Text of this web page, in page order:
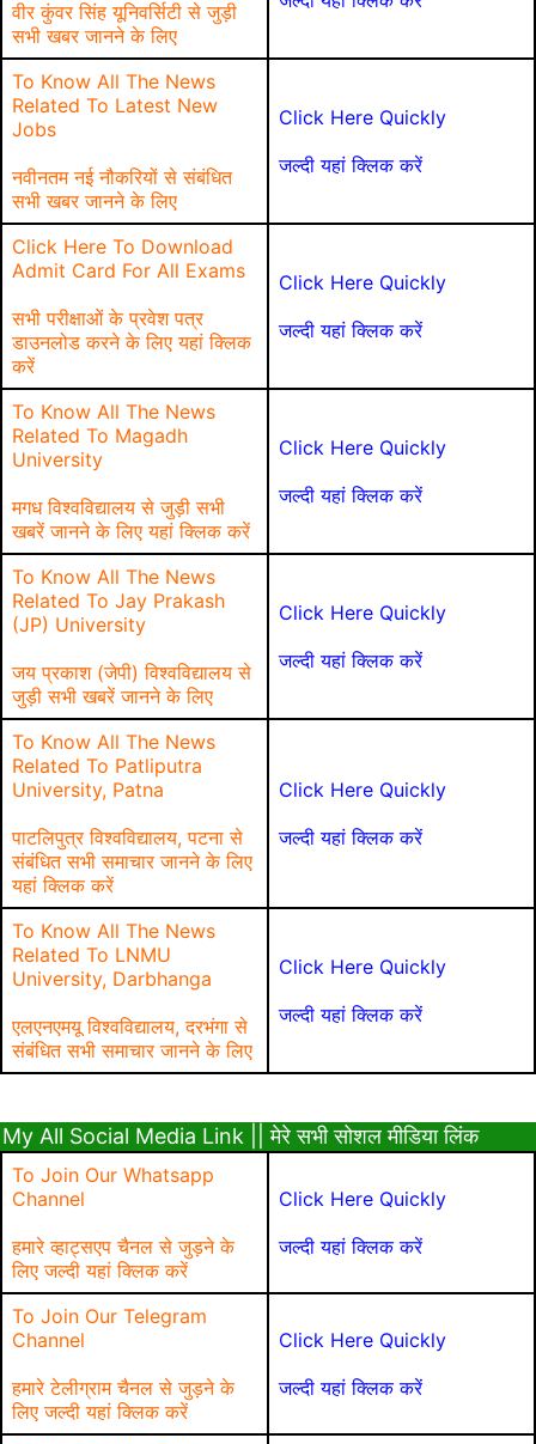
वीर कुंवर सिंह यूनिवर्सिटी से जुड़ी
सभी खबर जानने के लिए
To Know All The News
Related To Latest New
Jobs
नवीनतम नई नौकरियों से संबंधित
सभी खबर जानने के लिए
Click Here Quickly
जल्दी यहां क्लिक करें
Click Here To Download
Admit Card For All Exams
सभी परीक्षाओं के प्रवेश पत्र
डाउनलोड करने के लिए यहां क्लिक
करें
Click Here Quickly
जल्दी यहां क्लिक करें
To Know All The News
Related To Magadh
University
मगध विश्वविद्यालय से जुड़ी सभी
खबरें जानने के लिए यहां क्लिक करें
Click Here Quickly
जल्दी यहां क्लिक करें
To Know All The News
Related To Jay Prakash
(JP) University
जय प्रकाश (जेपी) विश्वविद्यालय से
जुड़ी सभी खबरें जानने के लिए
Click Here Quickly
जल्दी यहां क्लिक करें
To Know All The News
Related To Patliputra
University, Patna
पाटलिपुत्र विश्वविद्यालय, पटना से
संबंधित सभी समाचार जानने के लिए
यहां क्लिक करें
Click Here Quickly
जल्दी यहां क्लिक करें
To Know All The News
Related To LNMU
University, Darbhanga
एलएनएमयू विश्वविद्यालय, दरभंगा से
संबंधित सभी समाचार जानने के लिए
Click Here Quickly
जल्दी यहां क्लिक करें
My All Social Media Link || मेरे सभी सोशल मीडिया लिंक
To Join Our Whatsapp
Channel
हमारे व्हाट्सएप चैनल से जुड़ने के
लिए जल्दी यहां क्लिक करें
Click Here Quickly
जल्दी यहां क्लिक करें
To Join Our Telegram
Channel
हमारे टेलीग्राम चैनल से जुड़ने के
लिए जल्दी यहां क्लिक करें
Click Here Quickly
जल्दी यहां क्लिक करें